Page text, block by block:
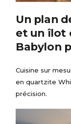
Un plan
et un îlot
Babylon
Cuisine sur
en quartzite
précision.